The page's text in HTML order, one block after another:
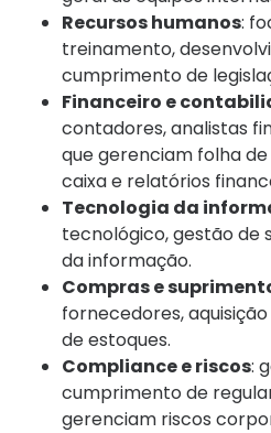
Recursos humanos:
treinamento,
cumprimento de
Financeiro e
contadores, analistas
que gerenciam folha
caixa e relatórios
Tecnologia da
tecnológico, gestão de
da informação.
Compras e
fornecedores,
de estoques.
Compliance e riscos:
cumprimento de
gerenciam riscos